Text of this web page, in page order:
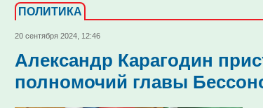
ПОЛИТИКА
20 сентября 2024, 12:46
Александр Карагодин
полномочий главы